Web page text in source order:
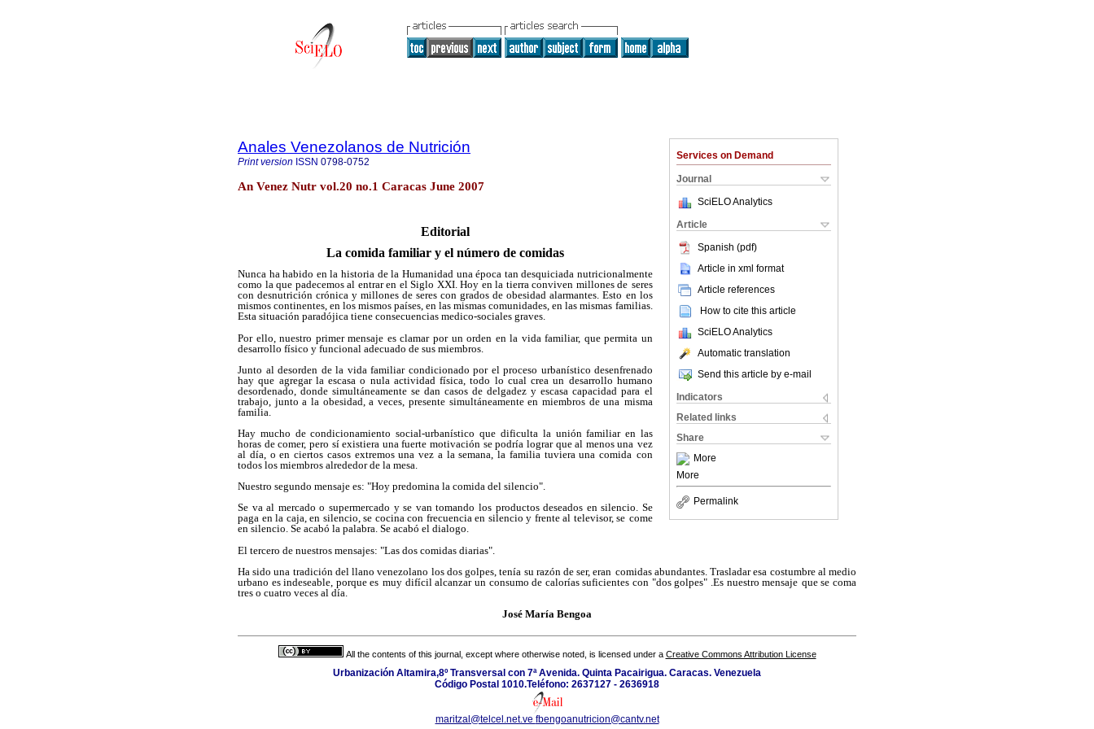
Services on Demand
Journal
SciELO Analytics
Article
Spanish (pdf)
Article in xml format
Article references
How to cite this article
SciELO Analytics
Automatic translation
Send this article by e-mail
Indicators
Related links
Share
More
More
Permalink
Anales Venezolanos de Nutrición
Print version ISSN 0798-0752
An Venez Nutr vol.20 no.1 Caracas June 2007
Editorial
La comida familiar y el número de comidas
Nunca ha habido en la historia de la Humanidad una época tan desquiciada nutricionalmente
como la que padecemos al entrar en el Siglo XXI. Hoy en la tierra conviven millones de seres
con desnutrición crónica y millones de seres con grados de obesidad alarmantes. Esto en los
mismos continentes, en los mismos países, en las mismas comunidades, en las mismas familias.
Esta situación paradójica tiene consecuencias medico-sociales graves.
Por ello, nuestro primer mensaje es clamar por un orden en la vida familiar, que permita un
desarrollo físico y funcional adecuado de sus miembros.
Junto al desorden de la vida familiar condicionado por el proceso urbanístico desenfrenado
hay que agregar la escasa o nula actividad física, todo lo cual crea un desarrollo humano
desordenado, donde simultáneamente se dan casos de delgadez y escasa capacidad para el
trabajo, junto a la obesidad, a veces, presente simultáneamente en miembros de una misma
familia.
Hay mucho de condicionamiento social-urbanístico que dificulta la unión familiar en las
horas de comer, pero sí existiera una fuerte motivación se podría lograr que al menos una vez
al día, o en ciertos casos extremos una vez a la semana, la familia tuviera una comida con
todos los miembros alrededor de la mesa.
Nuestro segundo mensaje es: "Hoy predomina la comida del silencio".
Se va al mercado o supermercado y se van tomando los productos deseados en silencio. Se
paga en la caja, en silencio, se cocina con frecuencia en silencio y frente al televisor, se come
en silencio. Se acabó la palabra. Se acabó el dialogo.
El tercero de nuestros mensajes: "Las dos comidas diarias".
Ha sido una tradición del llano venezolano los dos golpes, tenía su razón de ser, eran comidas abundantes. Trasladar esa costumbre al medio
urbano es indeseable, porque es muy difícil alcanzar un consumo de calorías suficientes con "dos golpes" .Es nuestro mensaje que se coma
tres o cuatro veces al día.
José María Bengoa
All the contents of this journal, except where otherwise noted, is licensed under a Creative Commons Attribution License
Urbanización Altamira,8º Transversal con 7ª Avenida. Quinta Pacairigua. Caracas. Venezuela
Código Postal 1010.Teléfono: 2637127 - 2636918
maritzal@telcel.net.ve fbengoanutricion@cantv.net